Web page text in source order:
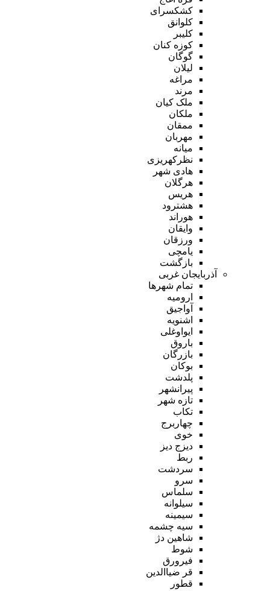
کشکسرای
کلوانق
کلیبر
کوزه کنان
گوگان
لیلان
مراغه
مرند
ملک کیان
ملکان
ممقان
مهربان
میانه
نظرکهریزی
هادی شهر
هرگلان
هریس
هشترود
هوراند
وایقان
ورزقان
یامچی
بازگشت
آذربایجان غربی
تمام شهر‌ها
ارومیه
آواجیق
اشنویه
ایواوغلی
باروق
بازرگان
بوکان
پلدشت
پیرانشهر
تازه شهر
تکاب
چهاربرج
خوی
دیزج دیز
ربط
سردشت
سرو
سلماس
سیلوانه
سیمینه
سیه چشمه
شاهین دژ
شوط
فیرورق
قر ضیاالدین
قطور